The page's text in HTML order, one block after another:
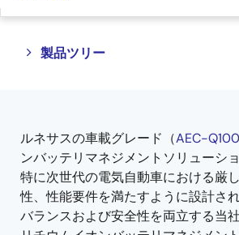
製品ツリー
Close
Open
ルネサスの車載グレード（AEC-Q100
ンバッテリマネジメントソリューショ
特に次世代の電気自動車における厳
性、性能要件を満たすように設計さ
バランスおよび安全性を両立する当